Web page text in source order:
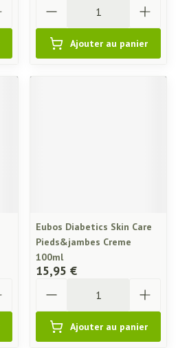
Ajouter au panier
Eubos Diabetics Skin Care
Pieds&jambes Creme
100ml
15,95 €
Ajouter au panier